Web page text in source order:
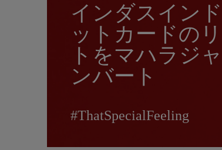
インダスイン
ットカードの
トをマハラジ
ンバート
#ThatSpecialFeeling